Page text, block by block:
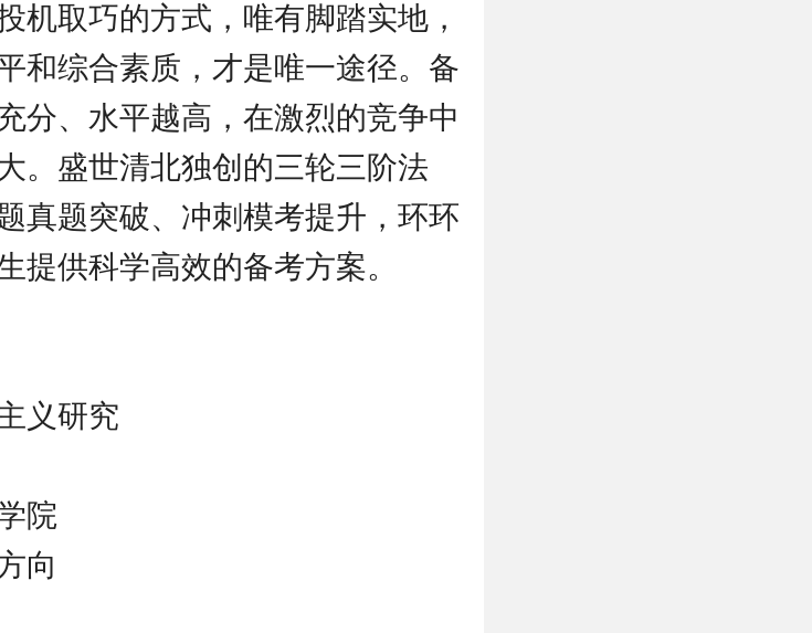
机取巧的方式，唯有脚踏实地，
和综合素质，才是唯一途径。备
分、水平越高，在激烈的竞争中
。盛世清北独创的三轮三阶法
题突破、冲刺模考提升，环环
提供科学高效的备考方案。
义研究
院
向